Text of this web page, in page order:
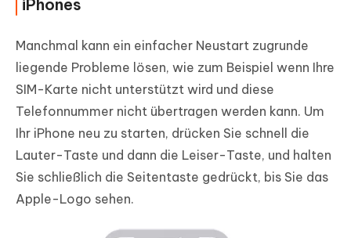
iPhones
Manchmal kann ein einfacher Neustart zugrunde
liegende Probleme lösen, wie zum Beispiel wenn Ihre
SIM-Karte nicht unterstützt wird und diese
Telefonnummer nicht übertragen werden kann. Um
Ihr iPhone neu zu starten, drücken Sie schnell die
Lauter-Taste und dann die Leiser-Taste, und halten
Sie schließlich die Seitentaste gedrückt, bis Sie das
Apple-Logo sehen.